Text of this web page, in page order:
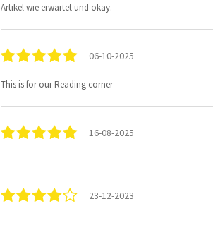
Artikel wie erwartet und okay.
06-10-2025
This is for our Reading corner
16-08-2025
23-12-2023